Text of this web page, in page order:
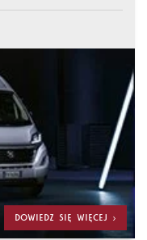
DOWIEDZ SIĘ WIĘCEJ >